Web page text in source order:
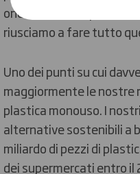
ondulato usato per
riusciamo a fare tutto
Uno dei punti su cui
maggiormente le nostre
plastica monouso. I
alternative sostenibili a
miliardo di pezzi di
dei supermercati entro il